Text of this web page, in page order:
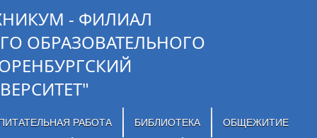
- ФИЛИАЛ
ОБРАЗОВАТЕЛЬНОГО
РАБОТА БИБЛИОТЕКА ОБЩЕЖИТИЕ